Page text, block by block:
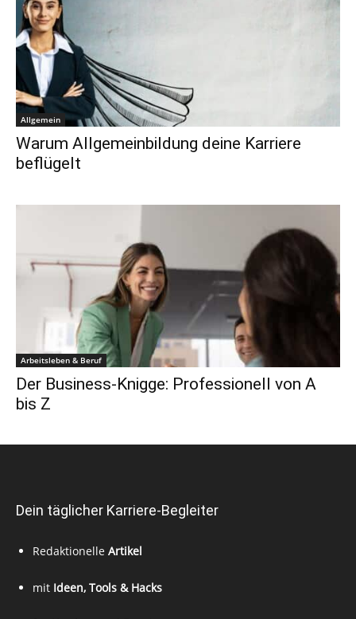
Allgemein
Warum Allgemeinbildung deine Karriere
beflügelt
Arbeitsleben & Beruf
Der Business-Knigge: Professionell von A
bis Z
Dein täglicher Karriere-Begleiter
Redaktionelle Artikel
mit Ideen, Tools & Hacks